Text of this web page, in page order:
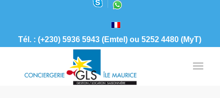
Tél. : (+230) 5936 5943 (Emtel) ou 5252 4480 (MyT)